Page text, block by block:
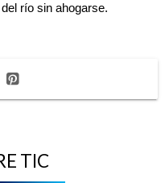
río sin ahogarse.
TIC